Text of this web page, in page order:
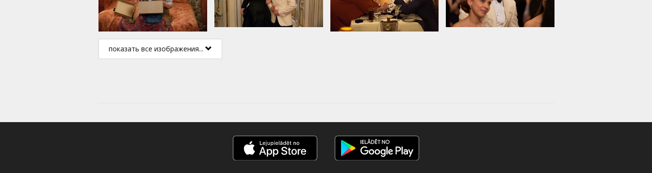
показать все изображения...